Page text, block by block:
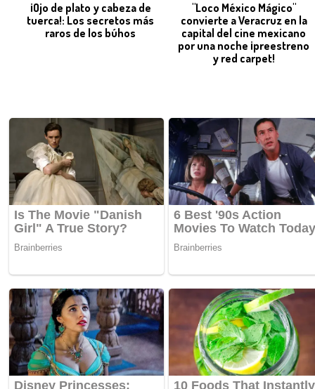
¡Ojo de plato y cabeza de
tuerca!: Los secretos más
raros de los búhos
"Loco México Mágico"
convierte a Veracruz en la
capital del cine mexicano
por una noche ¡preestreno
y red carpet!